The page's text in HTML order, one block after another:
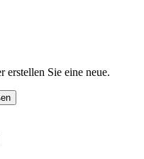
erstellen Sie eine neue.